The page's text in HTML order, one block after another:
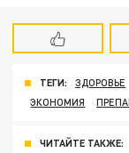
ТЕГИ: ЗДОРОВЬЕ
ЭКОНОМИЯ
ЧИТАЙТЕ ТАКЖЕ: